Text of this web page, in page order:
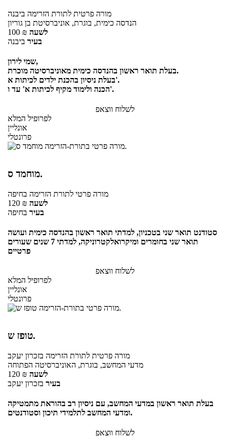
מורה פרטית לתורת הזרימה ביבנה
הנדסה כימית, בוגרת, אוניברסיטת בן גוריון
100 ₪ לשעה
בעיר ביבנה
שמי לירון,
בעלת תואר ראשון בהנדסה כימית מאוניברסיטה מוכרת.
בעלת ניסיון בהכנת ילדים לכיתות א'.
הכנה ולימוד מקיף לכיתות א' עד ו'.
לשלוח ווצאפ
לפרופיל המלא
אונליין
פרונטלי
מוחמד ס.
מורה פרטי לתורת הזרימה בחיפה
120 ₪ לשעה
בעיר בחיפה
סטודנט תואר שני בטכניון, למדתי תואר ראשון בהנדסה כימית ועושה
תואר שני בחומרים ומיקרואלקטרוניקה, למדתי 7 שנים שעורים
פרטיים
לשלוח ווצאפ
לפרופיל המלא
אונליין
פרונטלי
טופז ש.
מורה פרטית לתורת הזרימה בזכרון יעקב
מדעי המחשב, בוגרת, האוניברסיטה הפתוחה
120 ₪ לשעה
בעיר בזכרון יעקב
בעלת תואר ראשון במדעי המחשב, עם ניסיון רב בהוראת מתמטיקה
ומדעי המחשב לתלמידי תיכון וסטודנטים.
לשלוח ווצאפ